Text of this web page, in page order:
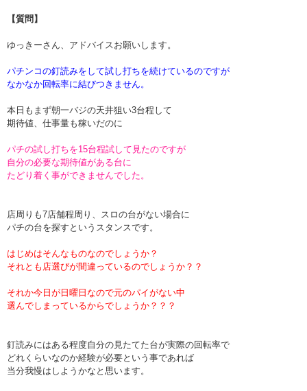
【質問】
ゆっきーさん、アドバイスお願いします。
パチンコの釘読みをして試し打ちを続けているのですが
なかなか回転率に結びつきません。
本日もまず朝一バジの天井狙い3台程して
期待値、仕事量も稼いだのに
パチの試し打ちを15台程試して見たのですが
自分の必要な期待値がある台に
たどり着く事ができませんでした。
店周りも7店舗程周り、スロの台がない場合に
パチの台を探すというスタンスです。
はじめはそんなものなのでしょうか？
それとも店選びが間違っているのでしょうか？？
それか今日が日曜日なので元のパイがない中
選んでしまっているからでしょうか？？？
釘読みにはある程度自分の見たてた台が実際の回転率で
どれくらいなのか経験が必要という事であれば
当分我慢はしようかなと思います。